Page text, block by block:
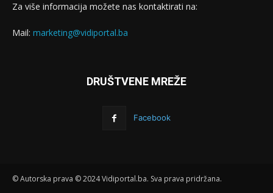
Za više informacija možete nas kontaktirati na:
Mail: marketing@vidiportal.ba
DRUŠTVENE MREŽE
Facebook
© Autorska prava © 2024 Vidiportal.ba. Sva prava pridržana.